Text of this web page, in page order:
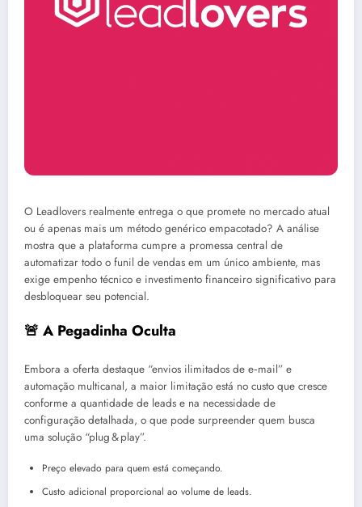
O Leadlovers realmente entrega o que promete no mercado atual
ou é apenas mais um método genérico empacotado? A análise
mostra que a plataforma cumpre a promessa central de
automatizar todo o funil de vendas em um único ambiente, mas
exige empenho técnico e investimento financeiro significativo para
desbloquear seu potencial.
🚨 A Pegadinha Oculta
Embora a oferta destaque “envios ilimitados de e‑mail” e
automação multicanal, a maior limitação está no custo que cresce
conforme a quantidade de leads e na necessidade de
configuração detalhada, o que pode surpreender quem busca
uma solução “plug & play”.
Preço elevado para quem está começando.
Custo adicional proporcional ao volume de leads.